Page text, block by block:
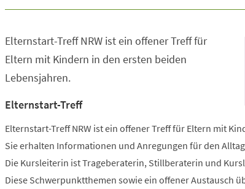
Elternstart-Treff NRW ist ein offener Treff für
Eltern mit Kindern in den ersten beiden
Lebensjahren.
Elternstart-Treff
Elternstart-Treff NRW ist ein offener Treff für Eltern mit
Sie erhalten Informationen und Anregungen für den
Die Kursleiterin ist Trageberaterin, Stillberaterin und
Diese Schwerpunktthemen sowie ein offener Austausch